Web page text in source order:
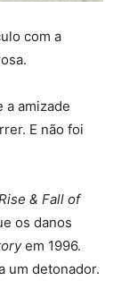
com a
a amizade
E não foi
& Fall of
os danos
em 1996.
um detonador.